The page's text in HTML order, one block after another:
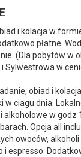
i kolacja w
płatne.
(Dla pobytów w
i Sylwestrowa w
obiad i
w ciagu dnia.
alkoholowe w godz
Opcja all
owoców,
i espresso.